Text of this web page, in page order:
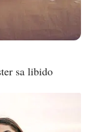
sa libido